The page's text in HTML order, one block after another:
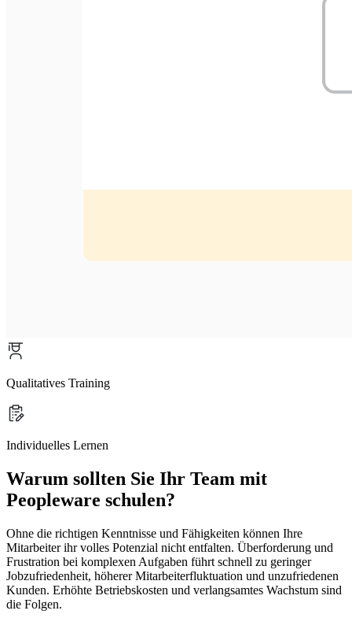
Qualitatives Training
Individuelles Lernen
Warum sollten Sie Ihr Team mit
Peopleware schulen?
Ohne die richtigen Kenntnisse und Fähigkeiten können Ihre
Mitarbeiter ihr volles Potenzial nicht entfalten. Überforderung und
Frustration bei komplexen Aufgaben führt schnell zu geringer
Jobzufriedenheit, höherer Mitarbeiterfluktuation und unzufriedenen
Kunden. Erhöhte Betriebskosten und verlangsamtes Wachstum sind
die Folgen.